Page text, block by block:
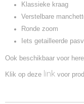
Klassieke kraag
Verstelbare
Ronde zoom
Iets getailleerde
Ook beschikbaar voor
Klik op deze link voor